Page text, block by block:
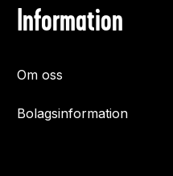
Information
Om oss
Bolagsinformation